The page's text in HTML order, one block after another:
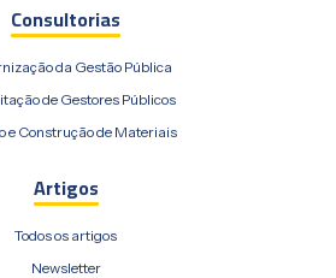
Consultorias
da Gestão Pública
de Gestores Públicos
e Construção de Materiais
Artigos
Todos os artigos
Newsletter